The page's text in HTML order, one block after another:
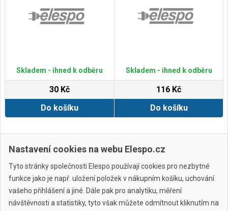
Skladem - ihned k odběru
30 Kč
Do košíku
Skladem - ihned k odběru
116 Kč
Do košíku
Zobrazit další
Nastavení cookies na webu Elespo.cz
Tyto stránky společnosti Elespo používají cookies pro nezbytné
funkce jako je např. uložení položek v nákupním košíku, uchování
vašeho přihlášení a jiné. Dále pak pro analytiku, měření
návštěvnosti a statistiky, tyto však můžete odmítnout kliknutím na